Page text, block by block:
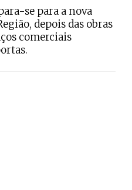
se para a nova
depois das obras
comerciais